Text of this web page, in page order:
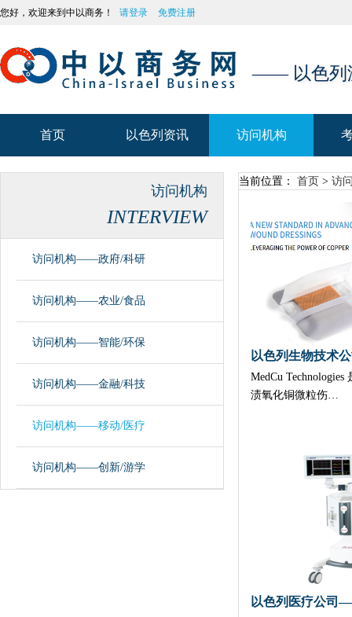
您好，欢迎来到中以商务！ 请登录 免费注册
—— 以色列
首页 以色列资讯 访问机构
访问机构
访问机构
INTERVIEW
访问机构——政府/科研
访问机构——农业/食品
访问机构——智能/环保
访问机构——金融/科技
访问机构——移动/医疗
访问机构——创新/游学
当前位置： 首页 > 访
MedCu
渍氧化铜微粒伤…
以色列医疗公司